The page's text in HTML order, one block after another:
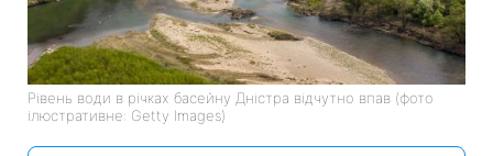
Рівень води в річках басейну Дністра відчутно впав (фото
ілюстративне: Getty Images)